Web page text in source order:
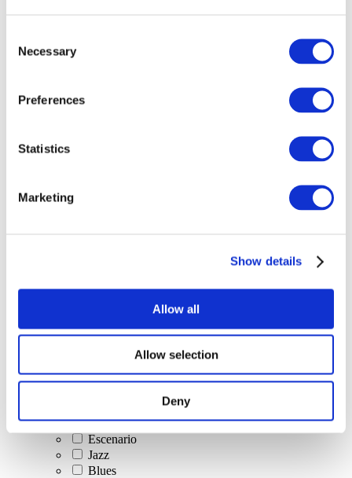
Selection
Necessary
Preferences
Statistics
Marketing
Show details
Allow all
Allow selection
Deny
Todos los
Música rock
Música israelí
Folklore
Nuestra oferta especial
Música
Escenario
Jazz
Blues